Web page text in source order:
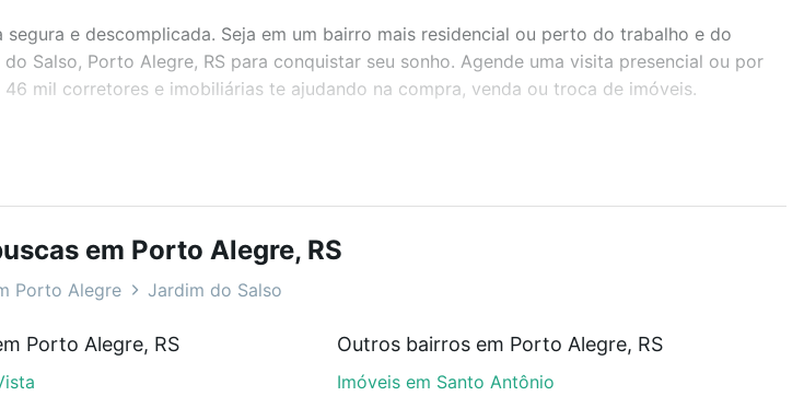
e descomplicada. Seja em um bairro mais residencial ou perto do trabalho e do
Salso, Porto Alegre, RS para conquistar seu sonho. Agende uma visita presencial ou por
mil corretores e imobiliárias te ajudando na compra, venda ou troca de imóveis.
e comodidades, como piscina, academia, salão de festas ou área verde e encontrar
Salso, Porto Alegre, RS que custam a partir de R$ 0 e com nossas opções de
ainda tem alguma dúvida dos custos envolvidos no processo de compra, veja em nosso
o imóvel dos seus sonhos com segurança e conforto. Loft, com você até as chaves.
em Porto Alegre, RS
Porto Alegre Jardim do Salso
Porto Alegre, RS Outros bairros em Porto Alegre, RS
Imóveis em Santo Antônio